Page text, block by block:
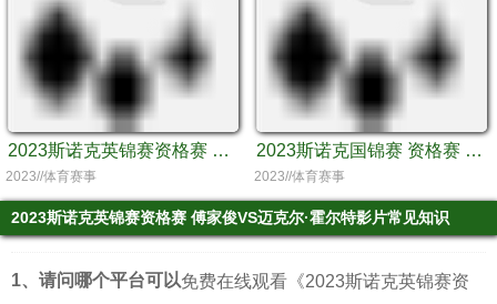
2023斯诺克英锦赛资格赛 庞俊旭VS马克·戴维斯
2023//体育赛事
2023斯诺克国锦赛 资格赛 庞俊旭VS扎克·苏尔蒂
2023//体育赛事
2023斯诺克英锦赛资格赛 傅家俊VS迈克尔·霍尔特影片常见知识
1、请问哪个平台可以免费在线观看《2023斯诺克英锦赛资